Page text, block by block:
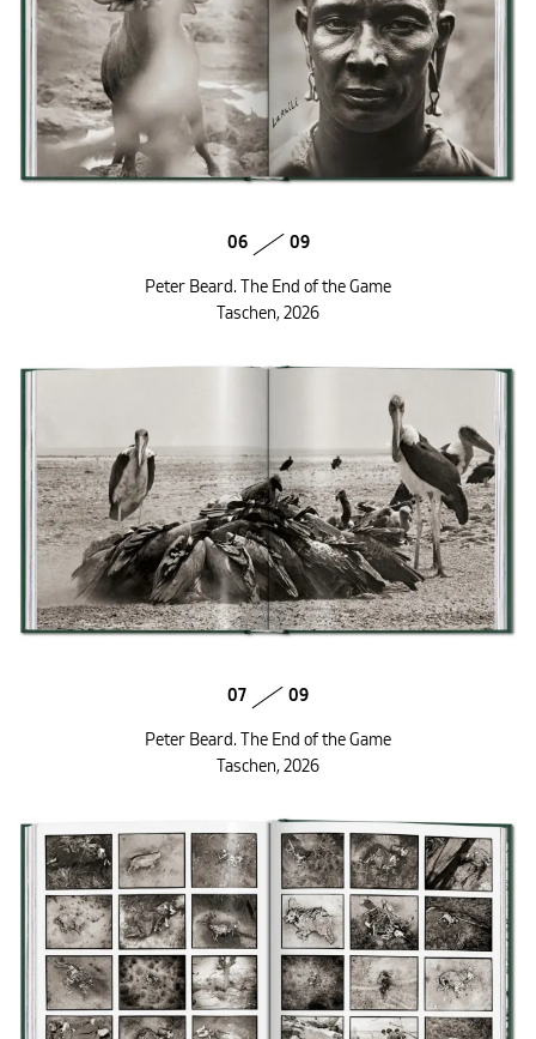
06 09
Peter Beard. The End of the Game
Taschen, 2026
07 09
Peter Beard. The End of the Game
Taschen, 2026